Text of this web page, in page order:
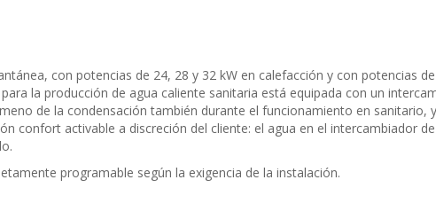
con potencias de 24, 28 y 32 kW en calefacción y con potencias
la producción de agua caliente sanitaria está equipada con un
de la condensación también durante el funcionamiento en sanitario,
confort activable a discreción del cliente: el agua en el intercambiador
programable según la exigencia de la instalación.